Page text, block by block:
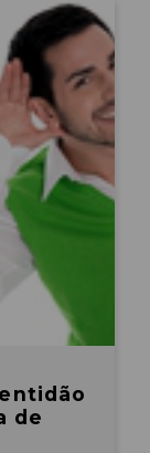
de